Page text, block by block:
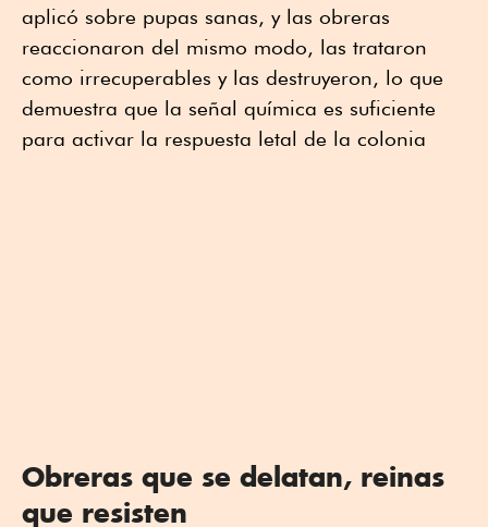
aplicó sobre pupas sanas, y las obreras
reaccionaron del mismo modo, las trataron
como irrecuperables y las destruyeron, lo que
demuestra que la señal química es suficiente
para activar la respuesta letal de la colonia
Obreras que se delatan, reinas
que resisten